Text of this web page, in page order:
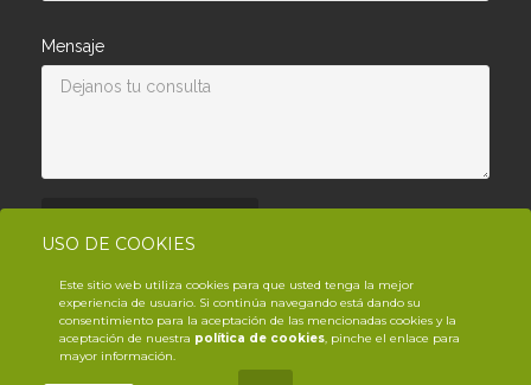
USO DE COOKIES
Este sitio web utiliza cookies para que usted tenga la mejor
experiencia de usuario. Si continúa navegando está dando su
consentimiento para la aceptación de las mencionadas cookies y la
aceptación de nuestra política de cookies, pinche el enlace para
mayor información.
Mensaje